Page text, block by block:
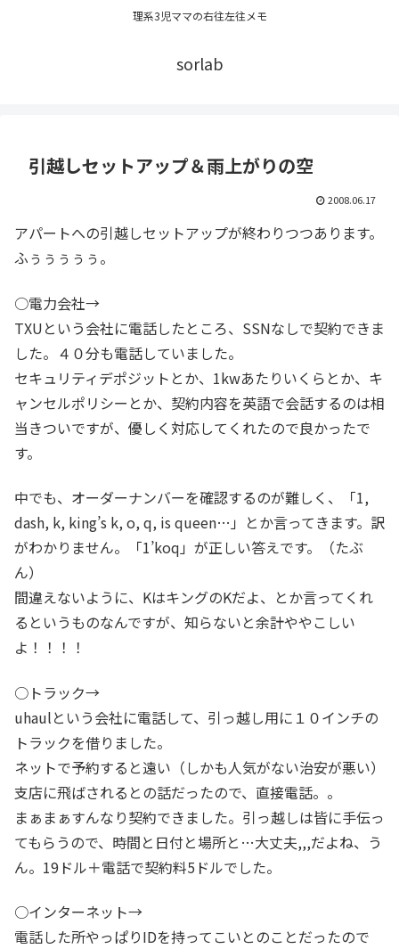
理系3児ママの右往左往メモ
sorlab
引越しセットアップ＆雨上がりの空
2008.06.17
アパートへの引越しセットアップが終わりつつあります。
ふぅぅぅぅぅ。
○電力会社→
TXUという会社に電話したところ、SSNなしで契約できま
した。４０分も電話していました。
セキュリティデポジットとか、1kwあたりいくらとか、キ
ャンセルポリシーとか、契約内容を英語で会話するのは相
当きついですが、優しく対応してくれたので良かったで
す。
中でも、オーダーナンバーを確認するのが難しく、「1,
dash, k, king’s k, o, q, is queen…」とか言ってきます。訳
がわかりません。「1’koq」が正しい答えです。（たぶ
ん）
間違えないように、KはキングのKだよ、とか言ってくれ
るというものなんですが、知らないと余計ややこしい
よ！！！！
○トラック→
uhaulという会社に電話して、引っ越し用に１０インチの
トラックを借りました。
ネットで予約すると遠い（しかも人気がない治安が悪い）
支店に飛ばされるとの話だったので、直接電話。。
まぁまぁすんなり契約できました。引っ越しは皆に手伝っ
てもらうので、時間と日付と場所と…大丈夫,,,だよね、う
ん。19ドル＋電話で契約料5ドルでした。
○インターネット→
電話した所やっぱりIDを持ってこいとのことだったので